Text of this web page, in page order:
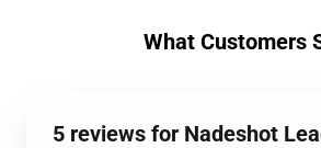
What Customers
5 reviews for Nadeshot